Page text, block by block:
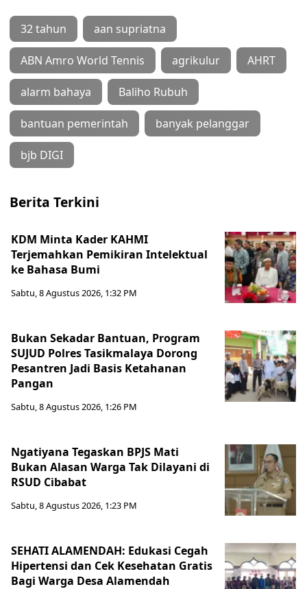
32 tahun aan supriatna
ABN Amro World Tennis agrikulur AHRT
alarm bahaya Baliho Rubuh
bantuan pemerintah banyak pelanggar
bjb DIGI
Berita Terkini
KDM Minta Kader KAHMI
Terjemahkan Pemikiran Intelektual
ke Bahasa Bumi
Sabtu, 8 Agustus 2026, 1:32 PM
Bukan Sekadar Bantuan, Program
SUJUD Polres Tasikmalaya Dorong
Pesantren Jadi Basis Ketahanan
Pangan
Sabtu, 8 Agustus 2026, 1:26 PM
Ngatiyana Tegaskan BPJS Mati
Bukan Alasan Warga Tak Dilayani di
RSUD Cibabat
Sabtu, 8 Agustus 2026, 1:23 PM
SEHATI ALAMENDAH: Edukasi Cegah
Hipertensi dan Cek Kesehatan Gratis
Bagi Warga Desa Alamendah